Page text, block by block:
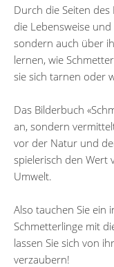
Durch die Seiten
die Lebensweise
sondern auch über
lernen, wie
sie sich tarnen oder
Das Bilderbuch
an, sondern
vor der Natur und
spielerisch den Wert
Umwelt.
Also tauchen Sie ein
Schmetterlinge mit
lassen Sie sich von
verzaubern!